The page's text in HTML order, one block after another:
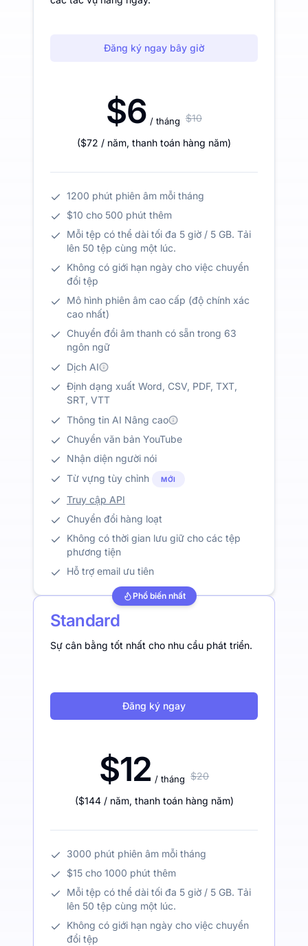
Đăng ký ngay bây giờ
$6 / tháng $10
($72 / năm, thanh toán hàng năm)
1200 phút phiên âm mỗi tháng
$10 cho 500 phút thêm
Mỗi tệp có thể dài tối đa 5 giờ / 5 GB. Tải
lên 50 tệp cùng một lúc.
Không có giới hạn ngày cho việc chuyển
đổi tệp
Mô hình phiên âm cao cấp (độ chính xác
cao nhất)
Chuyển đổi âm thanh có sẵn trong 63
ngôn ngữ
Dịch AI
Định dạng xuất Word, CSV, PDF, TXT,
SRT, VTT
Thông tin AI Nâng cao
Chuyển văn bản YouTube
Nhận diện người nói
Từ vựng tùy chỉnh
MỚI
Truy cập API
Chuyển đổi hàng loạt
Không có thời gian lưu giữ cho các tệp
phương tiện
Hỗ trợ email ưu tiên
Phổ biến nhất
Standard
Sự cân bằng tốt nhất cho nhu cầu phát triển.
Đăng ký ngay
$12 / tháng $20
($144 / năm, thanh toán hàng năm)
3000 phút phiên âm mỗi tháng
$15 cho 1000 phút thêm
Mỗi tệp có thể dài tối đa 5 giờ / 5 GB. Tải
lên 50 tệp cùng một lúc.
Không có giới hạn ngày cho việc chuyển
đổi tệp